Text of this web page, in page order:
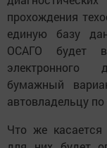
прохождения
единую базу
ОСАГО будет
электронного
бумажный
автовладельцу по
Что же касается